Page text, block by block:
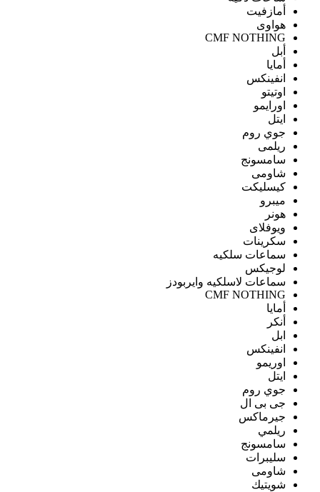
أمازفيت
هواوى
CMF NOTHING
أبل
أمايا
انفينكس
اوتيتو
اورايمو
ايتل
جوي روم
ريلمى
سامسونج
شاومى
كيسليكت
ميبرو
هونر
ويوفلاى
سكرينات
سماعات سلكيه
لوجيكس
سماعات لاسلكيه وايربودز
CMF NOTHING
أمايا
أنكر
ابل
انفينكس
اوريمو
ايتل
جوي روم
جى بى ال
جيرماكس
ريلمي
سامسونج
سليبرات
شاومى
شويتيك